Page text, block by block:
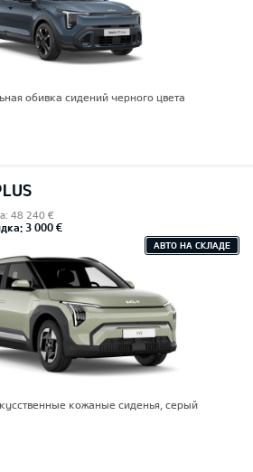
обивка сидений черного цвета
48 240 €
3 000 €
АВТО НА СКЛАДЕ
кожаные сиденья, серый